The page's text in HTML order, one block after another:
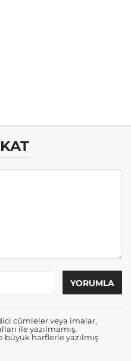
cümleler veya imalar,
ile yazılmamış,
harflerle yazılmış